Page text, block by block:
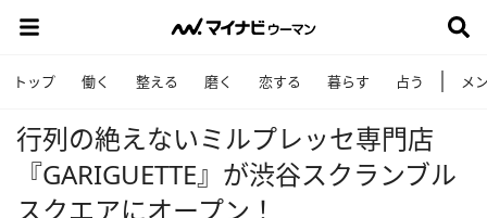
トップ 働く 整える 磨く 恋する 暮らす 占う メ
行列の絶えないミルプレッセ専門店
『GARIGUETTE』が渋谷スクランブル
スクエアにオープン！